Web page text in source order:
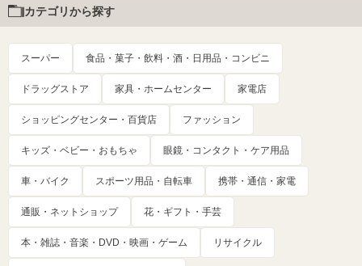
カテゴリから探す
スーパー 食品・菓子・飲料・酒・日用品・コンビニ
ドラッグストア 家具・ホームセンター 家電店
ショッピングセンター・百貨店 ファッション
キッズ・ベビー・おもちゃ 眼鏡・コンタクト・ケア用品
車・バイク スポーツ用品・自転車 携帯・通信・家電
通販・ネットショップ 花・ギフト・手芸
本・雑誌・音楽・DVD・映画・ゲーム リサイクル